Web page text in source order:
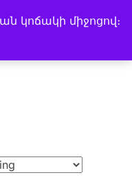
կոճակի միջոցով։
Instagram
Facebook
LinkedIn
Search